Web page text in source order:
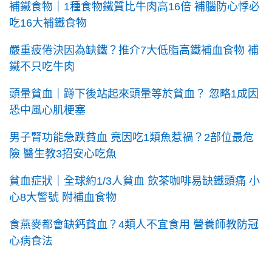
補鐵食物｜1種食物鐵質比牛肉高16倍 補腦防心悸必
吃16大補鐵食物
嚴重疲倦決因為缺鐵？推介7大低脂高鐵補血食物 補
鐵不只吃牛肉
頭暈貧血｜蹲下後站起來頭暈等於貧血？ 忽略1成因
恐中風心肌梗塞
男子腎功能急跌貧血 竟因吃1類魚惹禍？2部位最危
險 醫生教3招安心吃魚
貧血症狀｜全球約1/3人貧血 飲茶咖啡易缺鐵頭痛 小
心8大警號 附補血食物
食燕麥都會缺鈣貧血？4類人不宜食用 營養師教防冠
心病食法